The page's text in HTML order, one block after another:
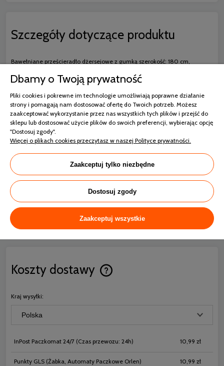
Szczegóły dotyczące produktu
Bawełniane prześcieradło dżersejowe z gumką szerokość: 180 cm,
100% bawełna
Dane techniczne
Rozmiar
Skład
Gramatura
Koszty dostawy
Cena nie zawiera ewentualnych
Kraj wysyłki:
InPost Paczkomat 24/7 (Czas przewozu: 24h) 10,99 zł
Punkty GLS (Żabka, Automaty Paczkowe Orlen) 10,99 zł
Dbamy o Twoją prywatność
Pliki cookies i pokrewne im technologie umożliwiają poprawne działanie
strony i pomagają nam dostosować ofertę do Twoich potrzeb. Możesz
zaakceptować wykorzystanie przez nas wszystkich tych plików i przejść do
sklepu lub dostosować użycie plików do swoich preferencji, wybierając opcję
"Dostosuj zgody".
Więcej o plikach cookies przeczytasz w naszej Polityce prywatności.
Zaakceptuj tylko niezbędne
Dostosuj zgody
Zaakceptuj wszystkie